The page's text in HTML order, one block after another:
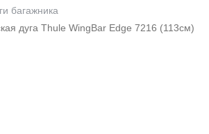
багажника
дуга Thule WingBar Edge 7216 (113см)